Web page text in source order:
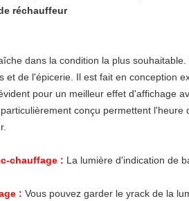
réchauffeur
dans la condition la plus
et de l'épicerie. Il est fait en conception
pour un meilleur effet d'affichage
conçu permettent
chauffage : La lumière d'indication de
: Vous pouvez garder le yrack de la